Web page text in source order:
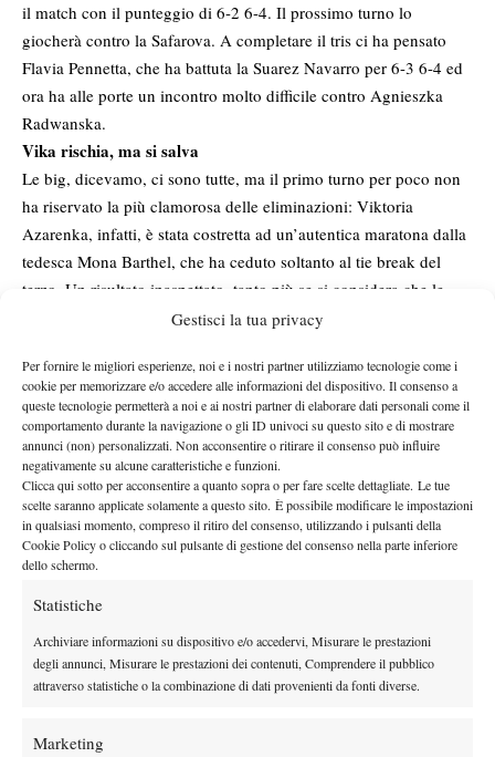
Gestisci la tua privacy
Per fornire le migliori esperienze, noi e i nostri partner utilizziamo tecnologie come i
cookie per memorizzare e/o accedere alle informazioni del dispositivo. Il consenso a
queste tecnologie permetterà a noi e ai nostri partner di elaborare dati personali come il
comportamento durante la navigazione o gli ID univoci su questo sito e di mostrare
annunci (non) personalizzati. Non acconsentire o ritirare il consenso può influire
negativamente su alcune caratteristiche e funzioni.
Clicca qui sotto per acconsentire a quanto sopra o per fare scelte dettagliate. Le tue
scelte saranno applicate solamente a questo sito. È possibile modificare le impostazioni
in qualsiasi momento, compreso il ritiro del consenso, utilizzando i pulsanti della
Cookie Policy o cliccando sul pulsante di gestione del consenso nella parte inferiore
dello schermo.
Statistiche
Archiviare informazioni su dispositivo e/o accedervi, Misurare le prestazioni
degli annunci, Misurare le prestazioni dei contenuti, Comprendere il pubblico
attraverso statistiche o la combinazione di dati provenienti da fonti diverse.
Marketing
il match con il punteggio di 6-2 6-4. Il prossimo turno lo
giocherà contro la Safarova. A completare il tris ci ha pensato
Flavia Pennetta, che ha battuta la Suarez Navarro per 6-3 6-4 ed
ora ha alle porte un incontro molto difficile contro Agnieszka
Radwanska.
Vika rischia, ma si salva
Le big, dicevamo, ci sono tutte, ma il primo turno per poco non
ha riservato la più clamorosa delle eliminazioni: Viktoria
Azarenka, infatti, è stata costretta ad un’autentica maratona dalla
tedesca Mona Barthel, che ha ceduto soltanto al tie break del
terzo. Un risultato inaspettato, tanto più se si considera che le
due si erano incontrate un paio di settimane fa e la Barthel aveva
comunque brava a tirarsi fuori da una situazione difficile.
Decisamente minori i problemi per le altre top player: Maria
Sharapova e Caroline Wozniacki hanno vinto con un punteggio
identico, 6-2 6-0. La russa ha disposto agevolmente della Dulko
mentre la danese, dopo aver subito un break in apertura, non ha
lasciato scampo alla Makarova, incapace di tenere anche una
sola volta la battuta. Qualche game in più lo ha lasciato la
Kvitova, che comunque ha rifilato un eloquente 6-1 6-3 alla
7-5 al terzo.
Partenze false